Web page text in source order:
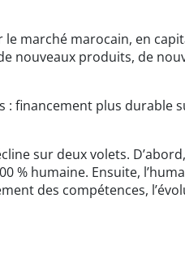
le marché marocain, en
nouveaux produits, de
: financement plus durable
sur deux volets.
% humaine. Ensuite,
des compétences,